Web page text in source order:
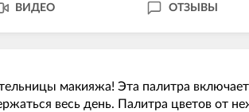
ВИДЕО ОТЗЫВЫ
макияжа! Эта палитра
весь день. Палитра цветов от